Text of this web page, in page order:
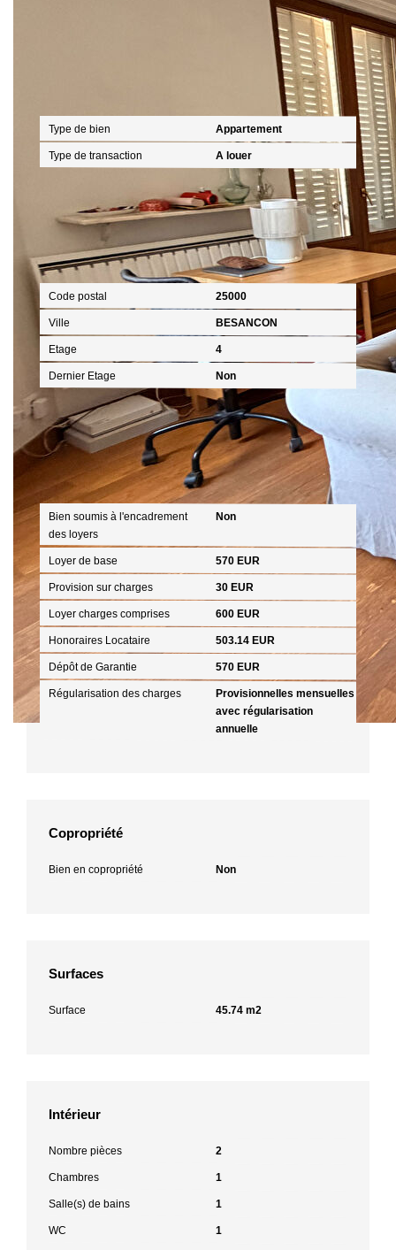
Type de bien Appartement
Type de transaction A louer
Localisation
Code postal 25000
Ville BESANCON
Etage 4
Dernier Etage Non
Aspects financiers
Bien soumis à l'encadrement
des loyers
Non
Loyer de base 570 EUR
Provision sur charges 30 EUR
Loyer charges comprises 600 EUR
Honoraires Locataire 503.14 EUR
Dépôt de Garantie 570 EUR
Régularisation des charges
Provisionnelles mensuelles
avec régularisation
annuelle
Copropriété
Bien en copropriété Non
Surfaces
Surface 45.74 m2
Intérieur
Nombre pièces 2
Chambres 1
Salle(s) de bains 1
WC 1